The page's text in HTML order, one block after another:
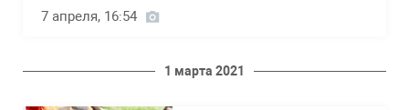
7 апреля, 16:54
1 марта 2021